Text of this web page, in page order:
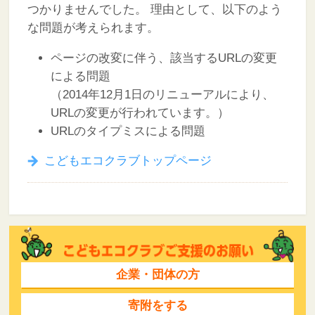
つかりませんでした。
理由として、以下のよう
な問題が考えられます。
ページの改変に伴う、該当するURLの変更
による問題
（2014年12月1日のリニューアルにより、
URLの変更が行われています。）
URLのタイプミスによる問題
こどもエコクラブトップページ
企業・団体の方
寄附をする